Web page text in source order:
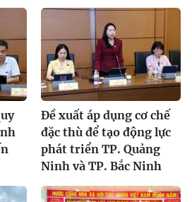
Đề xuất áp dụng cơ chế
đặc thù để tạo động lực
phát triển TP. Quảng
Ninh và TP. Bắc Ninh